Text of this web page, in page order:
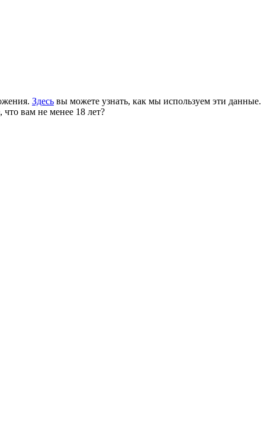
Здесь вы можете узнать, как мы используем эти данные.
вам не менее 18 лет?